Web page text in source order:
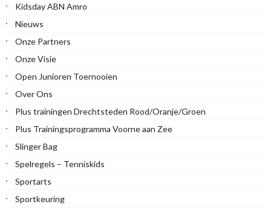
Kidsday ABN Amro
Nieuws
Onze Partners
Onze Visie
Open Junioren Toernooien
Over Ons
Plus trainingen Drechtsteden Rood/Oranje/Groen
Plus Trainingsprogramma Voorne aan Zee
Slinger Bag
Spelregels – Tenniskids
Sportarts
Sportkeuring